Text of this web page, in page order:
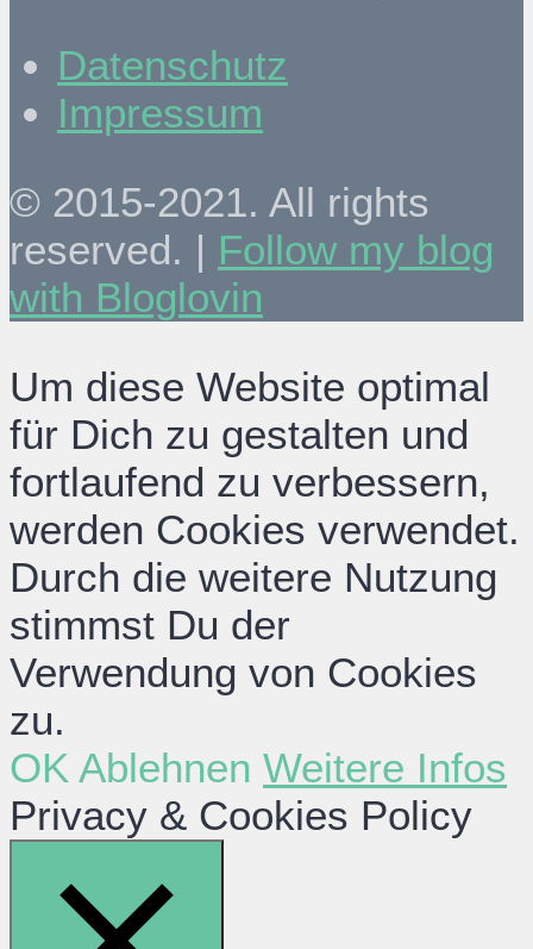
Datenschutz
Impressum
© 2015-2021. All rights
reserved. | Follow my blog
with Bloglovin
Um diese Website optimal
für Dich zu gestalten und
fortlaufend zu verbessern,
werden Cookies verwendet.
Durch die weitere Nutzung
stimmst Du der
Verwendung von Cookies
zu.
OK Ablehnen Weitere Infos
Privacy & Cookies Policy